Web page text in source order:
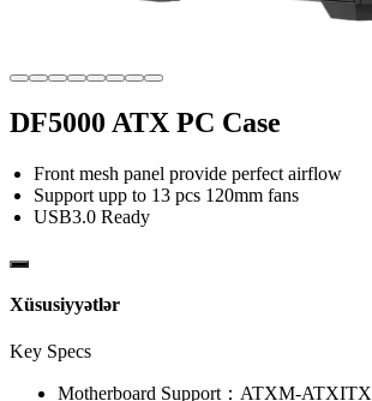
DF5000 ATX PC Case
Front mesh panel provide perfect airflow
Support upp to 13 pcs 120mm fans
USB3.0 Ready
Xüsusiyyətlər
Key Specs
Motherboard Support： ATXM-ATXITX